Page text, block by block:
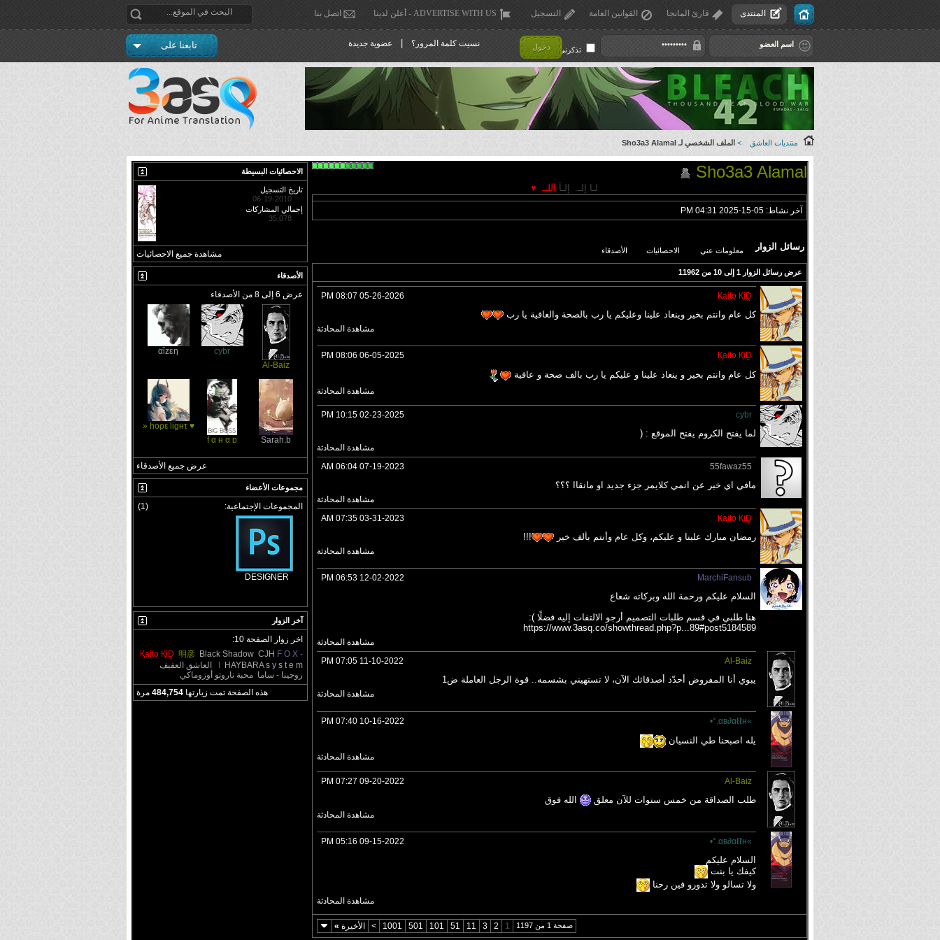
المنتدى قارئ المانجا القوانين العامة التسجيل ADVERTISE WITH US - أعلن لدينا اتصل بنا
تذكرني ! دخول نسيت كلمة المرور؟ عضوية جديدة تابعنا على
منتديات العاشق > الملف الشخصي لـ Sho3a3 Alamal
Sho3a3 Alamal
لـا إلـہ إلـآ اللـہ ♥
آخر نشاط: 04:31 PM
رسائل الزوار معلومات عني الاحصائيات الأصدقاء
عرض رسائل الزوار 1 إلى 10 من 11962
05-26-2026
08:07 PM Қaito ҚiḒ
كل عام وانتم بخير وينعاد علينا وعليكم يا رب بالصحة والعافية يا رب
مشاهدة المحادثة
06-05-2025
08:06 PM Қaito ҚiḒ
كل عام وانتم بخير و ينعاد علينا و عليكم يا رب بالف صحة و عافية
مشاهدة المحادثة
02-23-2025
10:15 PM cybr
لما يفتح الكروم يفتح الموقع : (
مشاهدة المحادثة
07-19-2023
06:04 AM 55fawaz55
مافي اي خبر عن انمي كلايمر جزء جديد او مانقاا ؟؟؟
مشاهدة المحادثة
03-31-2023
07:35 AM Қaito ҚiḒ
رمضان مبارك علينا و عليكم، وكل عام وأنتم بألف خير !!!
مشاهدة المحادثة
12-02-2022
06:53 PM MarchiFansub
السلام عليكم ورحمة الله وبركاته شعاع
هنا طلبي في قسم طلبات التصميم أرجو الالتفات إليه فضلًا ):
https://www.3asq.co/showthread.php?p...89#post5184589
مشاهدة المحادثة
11-10-2022
07:05 PM Al-Baiz
يبوي أنا المفروض أحدّد أصدقائك الآن، لا تستهيني بشسمه.. قوة الرجل العاملة ض1
مشاهدة المحادثة
10-16-2022
07:40 PM »αв∂αℓℓн.°•
يله اصبحنا طي النسيان
مشاهدة المحادثة
09-20-2022
07:27 PM Al-Baiz
طلب الصداقة من خمس سنوات للآن معلق الله فوق
مشاهدة المحادثة
09-15-2022
05:16 PM »αв∂αℓℓн.°•
السلام عليكم
كيفك يا بنت
ولا تسالو ولا تدورو فين رحنا
مشاهدة المحادثة
صفحة 1 من 1197 1
2
3
11
51
101
501
1001
> الأخيرة »
الاحصائيات البسيطة
تاريخ التسجيل
06-19-2010
إجمالي المشاركات
35,078
مشاهدة جميع الاحصائيات
الأصدقاء
عرض 6 إلى 8 من الأصدقاء
Al-Baiz
cybr
αǐzɛη
Sarah.b
f α н α ɒ
♥ hoρε ligʜτ «
عرض جميع الأصدقاء
مجموعات الأعضاء
(1) المجموعات الإجتماعية:
DESIGNER
آخر الزوار
اخر زوار الصفحة 10:
Қaito ҚiḒ 明彦 Black Shadow CJH F O X -
HAYBARA s y s t e m
العاشق العفيف
روجينا - ساما محبة ناروتو أوزوماكي
هذه الصفحة تمت زيارتها 484,754 مرة